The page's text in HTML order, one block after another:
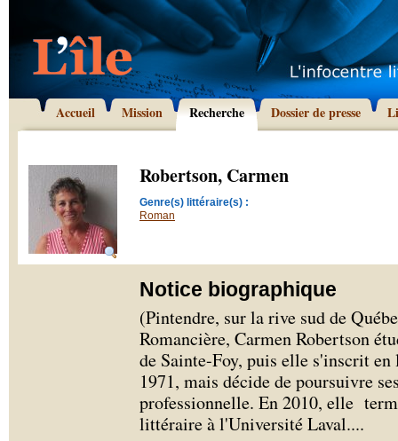
Accueil Mission Recherche Dossier de presse
Robertson, Carmen
Genre(s) littéraire(s) :
Roman
Notice biographique
(Pintendre, sur la rive sud de
Romancière, Carmen Robertson
de Sainte-Foy, puis elle s'inscrit
1971, mais décide de poursuivre
professionnelle. En 2010, elle
littéraire à l'Université Laval....